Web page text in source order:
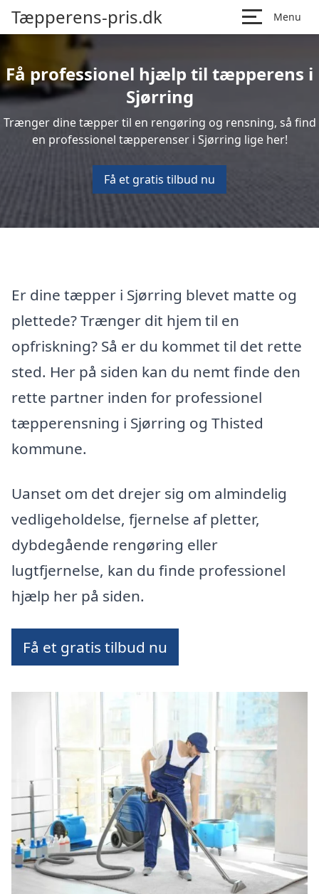
Tæpperens-pris.dk Menu
Få professionel hjælp til tæpperens i
Sjørring
Trænger dine tæpper til en rengøring og rensning, så find
en professionel tæpperenser i Sjørring lige her!
Få et gratis tilbud nu
Er dine tæpper i Sjørring blevet matte og
plettede? Trænger dit hjem til en
opfriskning? Så er du kommet til det rette
sted. Her på siden kan du nemt finde den
rette partner inden for professionel
tæpperensning i Sjørring og Thisted
kommune.
Uanset om det drejer sig om almindelig
vedligeholdelse, fjernelse af pletter,
dybdegående rengøring eller
lugtfjernelse, kan du finde professionel
hjælp her på siden.
Få et gratis tilbud nu